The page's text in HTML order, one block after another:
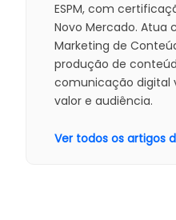
ESPM, com
Novo Mercado. Atua
Marketing de
produção de
comunicação digital
valor e audiência.
Ver todos os artigos